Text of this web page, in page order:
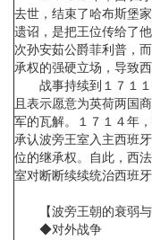
去世，结束了哈布斯堡
遗诏，是把王位传给了
次孙安茹公爵菲利普，
承权的强硬立场，导致
战事持续到１７１１
且表示愿意为英荷两国
军的瓦解。１７１４年
承认波旁王室入主西班
位的继承权。自此，西
室对断断续续统治西班
【波旁王朝的衰弱与
◆对外战争